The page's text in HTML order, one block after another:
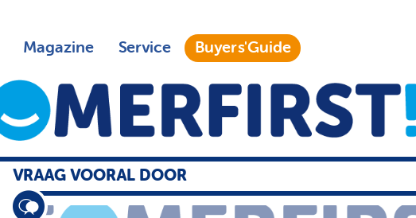
Magazine Service Buyers'Guide
VRAAG VOORAL DOOR